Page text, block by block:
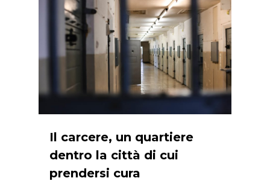
Il carcere, un quartiere
dentro la città di cui
prendersi cura